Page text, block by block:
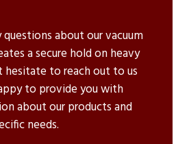
about our vacuum
a secure hold on heavy
hesitate to reach out to us
to provide you with
about our products and
needs.